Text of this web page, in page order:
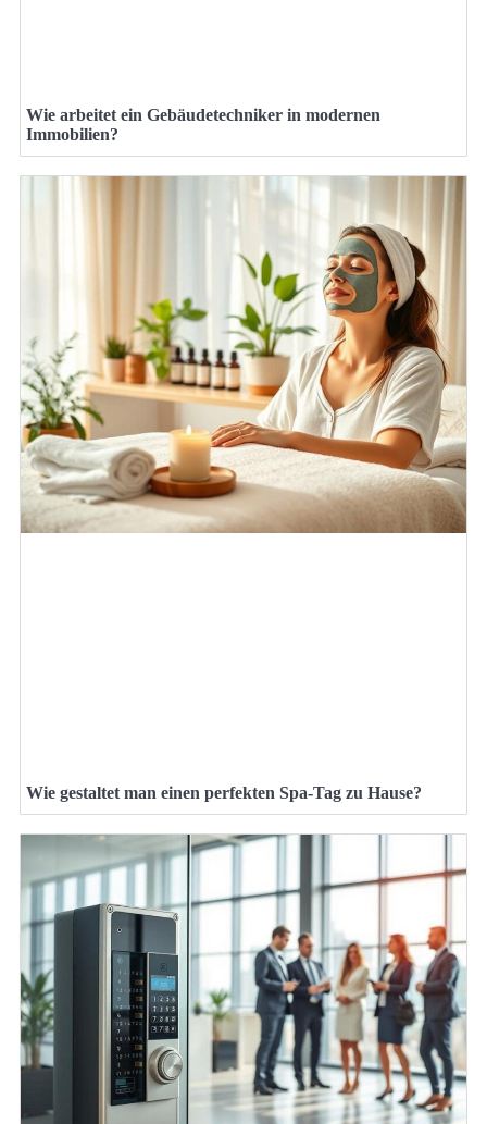
Wie arbeitet ein Gebäudetechniker in modernen
Immobilien?
Wie gestaltet man einen perfekten Spa-Tag zu Hause?